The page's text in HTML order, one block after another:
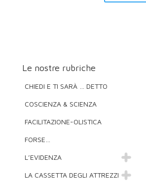
Le nostre rubriche
CHIEDI E TI SARÀ … DETTO
COSCIENZA & SCIENZA
FACILITAZIONE-OLISTICA
FORSE…
L’EVIDENZA
LA CASSETTA DEGLI ATTREZZI